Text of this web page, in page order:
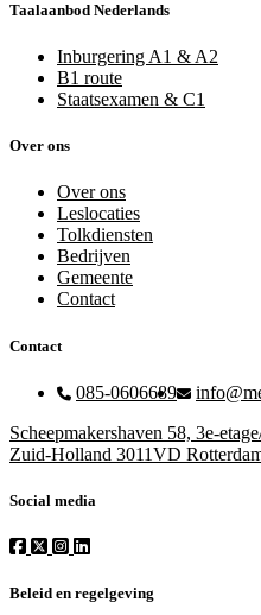
Taalaanbod Nederlands
Inburgering A1 & A2
B1 route
Staatsexamen & C1
Over ons
Over ons
Leslocaties
Tolkdiensten
Bedrijven
Gemeente
Contact
Contact
085-0606689
Scheepmakershaven 58, 3e-
Zuid-Holland 3011VD
Social media
Beleid en regelgeving